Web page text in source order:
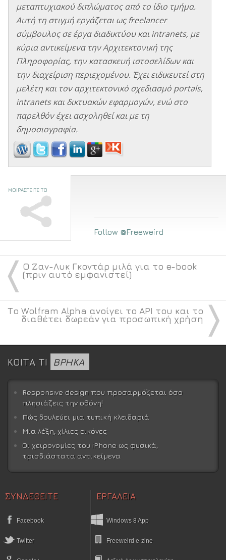
μεταπτυχιακού διπλώματος από το ίδιο τμήμα.
Αυτή τη στιγμή εργάζεται ως freelancer
σύμβουλος σε έργα διαδικτύου και intranets, με
κύρια αντικείμενα την Αρχιτεκτονική της
Πληροφορίας, την κατασκευή ιστοσελίδων και
την διαχείριση περιεχομένου. Έχει ειδικευτεί στη
μελέτη και τον αρχιτεκτονικό σχεδιασμό portals,
intranets και δικτυακών εφαρμογών, ενώ στο
παρελθόν έχει ασχοληθεί και με τη
δημοσιογραφία.
ΜΟΙΡΑΣΤΕΙΤΕ ΤΟ
Follow @Freeweird
〈 Ο Ζαν-Λυκ Γκοντάρ μιλά για το e-book
(πριν αυτό εμφανιστεί)
〉
Το Wolfram Alpha ανοίγει το API του και το
διαθέτει δωρεάν για προσωπική χρήση
ΚΟΙΤΑ ΤΙ ΒΡΗΚΑ
Responsive design που προσαρμόζεται όσο
πλησιάζεις την οθόνη!
Πώς δουλεύει μια τυπική κλειδαριά
Μια λέξη, χίλιες εικόνες
Οι χειρονομίες του iPhone ως φυσικά,
τρισδιάστατα αντικείμενα
ΣΥΝΔΕΘΕΙΤΕ
Facebook
Twitter
ΕΡΓΑΛΕΙΑ
Windows 8 App
Freeweird e-zine